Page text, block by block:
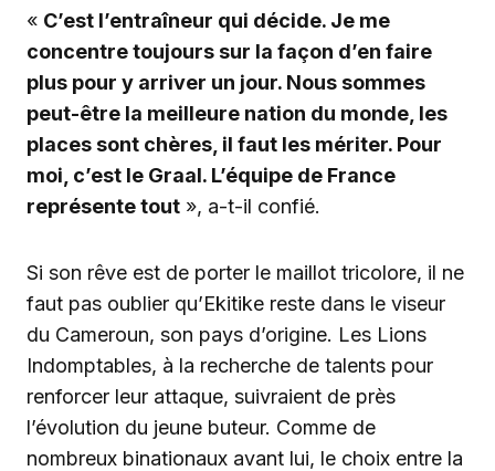
« C’est l’entraîneur qui décide. Je me
concentre toujours sur la façon d’en faire
plus pour y arriver un jour. Nous sommes
peut-être la meilleure nation du monde, les
places sont chères, il faut les mériter. Pour
moi, c’est le Graal. L’équipe de France
représente tout », a-t-il confié.
Si son rêve est de porter le maillot tricolore, il ne
faut pas oublier qu’Ekitike reste dans le viseur
du Cameroun, son pays d’origine. Les Lions
Indomptables, à la recherche de talents pour
renforcer leur attaque, suivraient de près
l’évolution du jeune buteur. Comme de
nombreux binationaux avant lui, le choix entre la